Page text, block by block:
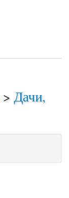
> Дачи,